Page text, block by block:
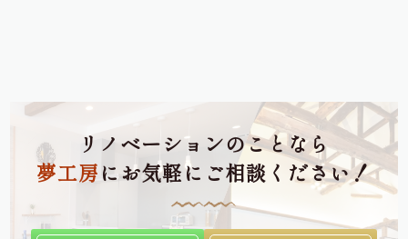
リノベーションのことなら
夢工房にお気軽にご相談ください！